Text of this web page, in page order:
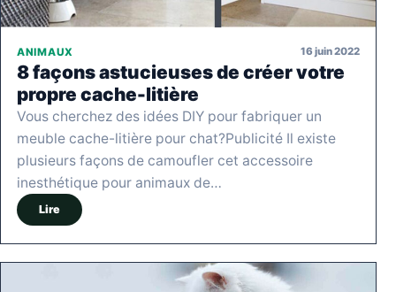
ANIMAUX 16 juin 2022
8 façons astucieuses de créer votre
propre cache-litière
Vous cherchez des idées DIY pour fabriquer un
meuble cache-litière pour chat?Publicité Il existe
plusieurs façons de camoufler cet accessoire
inesthétique pour animaux de…
Lire